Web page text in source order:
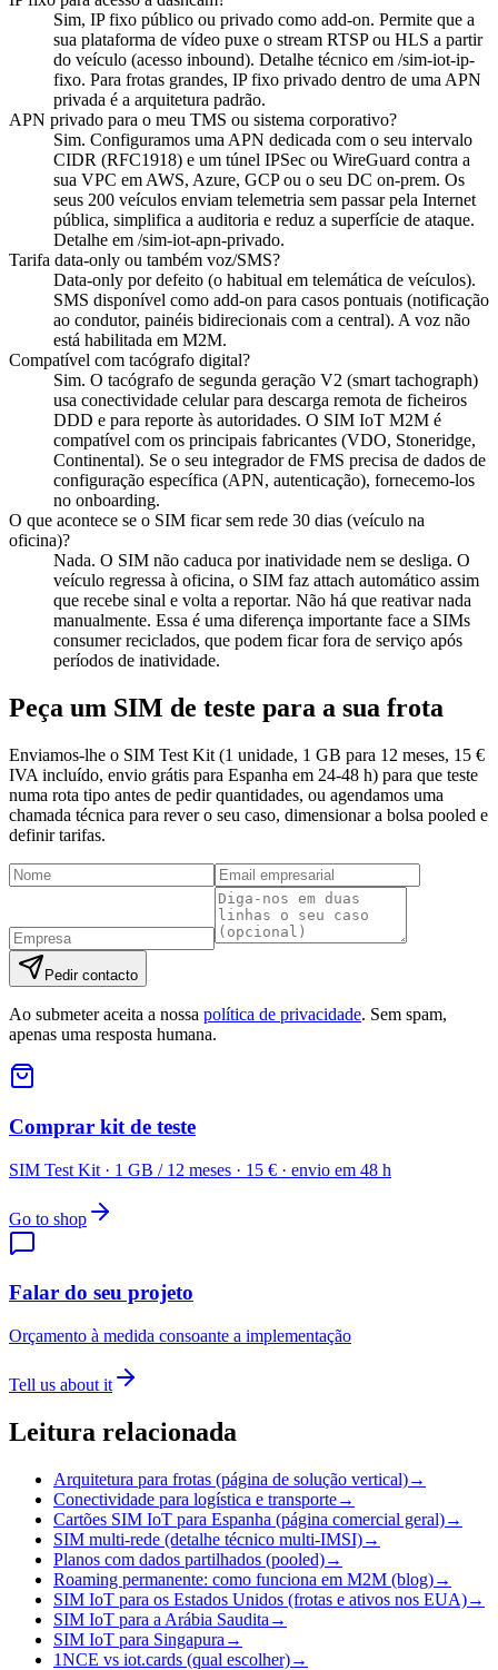
Sim, IP fixo público ou privado como add-on. Permite que a
sua plataforma de vídeo puxe o stream RTSP ou HLS a partir
do veículo (acesso inbound). Detalhe técnico em /sim-iot-ip-
fixo. Para frotas grandes, IP fixo privado dentro de uma APN
privada é a arquitetura padrão.
APN privado para o meu TMS ou sistema corporativo?
Sim. Configuramos uma APN dedicada com o seu intervalo
CIDR (RFC1918) e um túnel IPSec ou WireGuard contra a
sua VPC em AWS, Azure, GCP ou o seu DC on-prem. Os
seus 200 veículos enviam telemetria sem passar pela Internet
pública, simplifica a auditoria e reduz a superfície de ataque.
Detalhe em /sim-iot-apn-privado.
Tarifa data-only ou também voz/SMS?
Data-only por defeito (o habitual em telemática de veículos).
SMS disponível como add-on para casos pontuais (notificação
ao condutor, painéis bidirecionais com a central). A voz não
está habilitada em M2M.
Compatível com tacógrafo digital?
Sim. O tacógrafo de segunda geração V2 (smart tachograph)
usa conectividade celular para descarga remota de ficheiros
DDD e para reporte às autoridades. O SIM IoT M2M é
compatível com os principais fabricantes (VDO, Stoneridge,
Continental). Se o seu integrador de FMS precisa de dados de
configuração específica (APN, autenticação), fornecemo-los
no onboarding.
O que acontece se o SIM ficar sem rede 30 dias (veículo na
oficina)?
Nada. O SIM não caduca por inatividade nem se desliga. O
veículo regressa à oficina, o SIM faz attach automático assim
que recebe sinal e volta a reportar. Não há que reativar nada
manualmente. Essa é uma diferença importante face a SIMs
consumer reciclados, que podem ficar fora de serviço após
períodos de inatividade.
Peça um SIM de teste para a sua frota
Enviamos-lhe o SIM Test Kit (1 unidade, 1 GB para 12 meses, 15 €
IVA incluído, envio grátis para Espanha em 24-48 h) para que teste
numa rota tipo antes de pedir quantidades, ou agendamos uma
chamada técnica para rever o seu caso, dimensionar a bolsa pooled e
definir tarifas.
Pedir contacto
Ao submeter aceita a nossa política de privacidade. Sem spam,
apenas uma resposta humana.
Comprar kit de teste
SIM Test Kit · 1 GB / 12 meses · 15 € · envio em 48 h
Go to shop
Falar do seu projeto
Orçamento à medida consoante a implementação
Tell us about it
Leitura relacionada
Arquitetura para frotas (página de solução vertical)→
Conectividade para logística e transporte→
Cartões SIM IoT para Espanha (página comercial geral)→
SIM multi-rede (detalhe técnico multi-IMSI)→
Planos com dados partilhados (pooled)→
Roaming permanente: como funciona em M2M (blog)→
SIM IoT para os Estados Unidos (frotas e ativos nos EUA)→
SIM IoT para a Arábia Saudita →
SIM IoT para Singapura →
1NCE vs iot.cards (qual escolher)→